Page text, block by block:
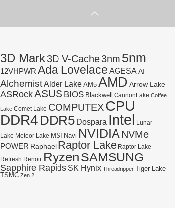
3D Mark3D V-Cache3nm 5nm
12VHPWR Ada Lovelace AGESA AI
AlchemistAlder Lake AM5 AMD Arrow Lake
ASRockASUS BIOS Blackwell CannonLake Coffee
Lake Comet Lake COMPUTEXCPU
DDR4 DDR5 Dospara Intel Lunar
Lake Meteor Lake MSI Navi NVIDIA NVMe
POWER Raphael Raptor Lake Raptor Lake
Refresh Renoir RyzenSAMSUNG
Sapphire Rapids SK Hynix Threadripper Tiger Lake
TSMC Zen 2